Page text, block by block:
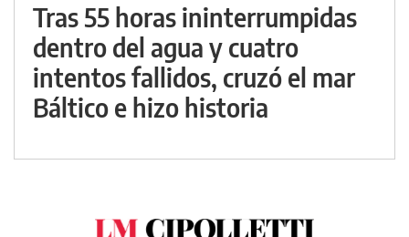
Tras 55 horas ininterrumpidas
dentro del agua y cuatro
intentos fallidos, cruzó el mar
Báltico e hizo historia